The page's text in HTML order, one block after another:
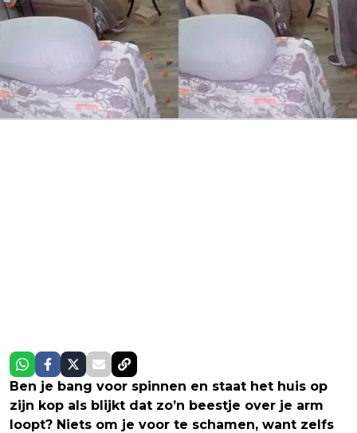
Ben je bang voor spinnen en staat het huis op
zijn kop als blijkt dat zo’n beestje over je arm
loopt? Niets om je voor te schamen, want zelfs